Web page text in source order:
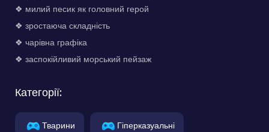
❖ милий песик як головний герой
❖ зростаюча складність
❖ чарівна графіка
❖ заспокійливий морський пейзаж
Категорії:
Тварини Гіперказуальні